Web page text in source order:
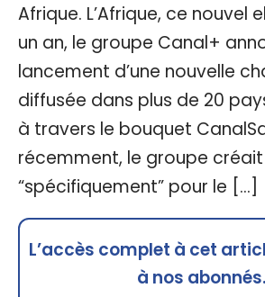
Afrique. L’Afrique, ce nouvel
un an, le groupe Canal+
lancement d’une nouvelle
diffusée dans plus de 20
à travers le bouquet
récemment, le groupe créait
“spécifiquement” pour le […]
L’accès complet à cet
à nos abonnés.